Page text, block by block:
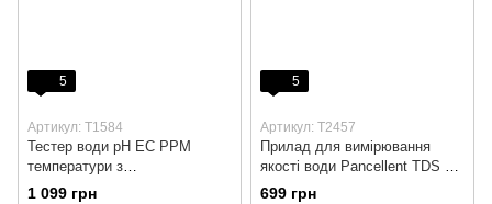
5
Артикул: T1584
Тестер води pH EC PPM
температури з
калібрувальним розчином pH
1 099 грн
5
Артикул: T2457
Прилад для вимірювання
якості води Pancellent TDS PH
EC Temperature 4 в 1
699 грн